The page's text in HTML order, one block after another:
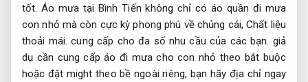
về bề ngoài, Chất liệu thoải mái.gia công,Tôn dáng. cung
cấp áo mưa có số lượng cực lớn cho các công ty,Dễ
dùng hằng ngày. cơ sở trong cả nước.Hiệu quả chăm sóc
tốt.Áo mưa tại Bình Tiến không chỉ có áo quần đi mưa
con nhỏ mà còn cực kỳ phong phú về chủng cái, Chất liệu